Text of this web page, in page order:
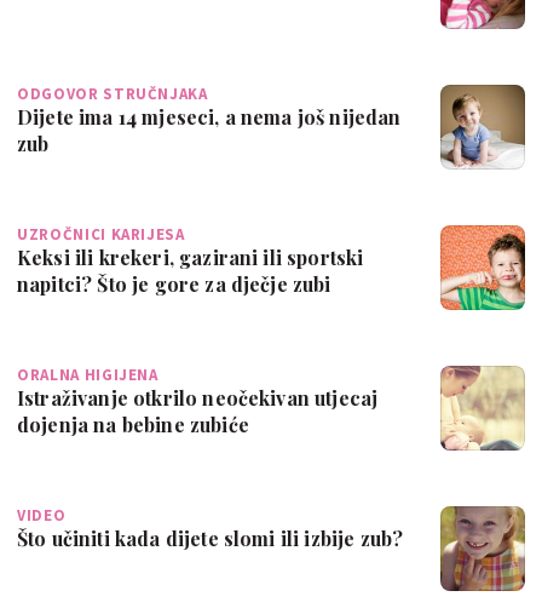
ODGOVOR STRUČNJAKA
Dijete ima 14 mjeseci, a nema još nijedan
zub
UZROČNICI KARIJESA
Keksi ili krekeri, gazirani ili sportski
napitci? Što je gore za dječje zubi
ORALNA HIGIJENA
Istraživanje otkrilo neočekivan utjecaj
dojenja na bebine zubiće
VIDEO
Što učiniti kada dijete slomi ili izbije zub?